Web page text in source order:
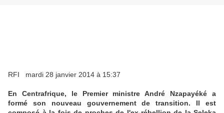
RFI mardi 28 janvier 2014 à 15:37
En Centrafrique, le Premier ministre André Nzapayéké a
formé son nouveau gouvernement de transition. Il est